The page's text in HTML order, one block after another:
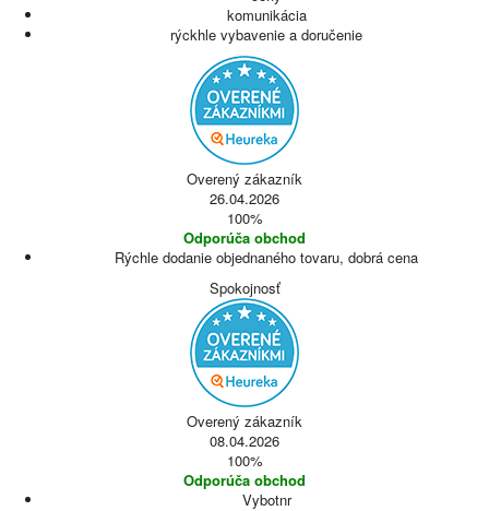
komunikácia
rýckhle vybavenie a doručenie
Overený zákazník
26.04.2026
100%
Odporúča obchod
Rýchle dodanie objednaného tovaru, dobrá cena
Spokojnosť
Overený zákazník
08.04.2026
100%
Odporúča obchod
Vybotnr